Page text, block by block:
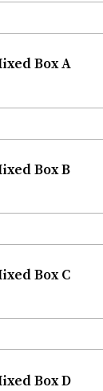
Box A
Box B
Box C
Box D